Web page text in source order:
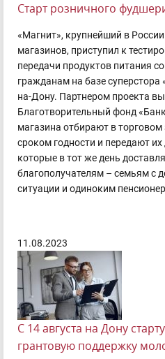
Старт розничного
«Магнит», крупнейший в
магазинов, приступил к
передачи продуктов питания
гражданам на базе суперстора
на-Дону. Партнером проекта
Благотворительный фонд
магазина отбирают в
сроком годности и передают
которые в тот же день
благополучателям – семьям с
ситуации и одиноким
11.08.2023
С 14 августа на Дону
грантовую поддержку